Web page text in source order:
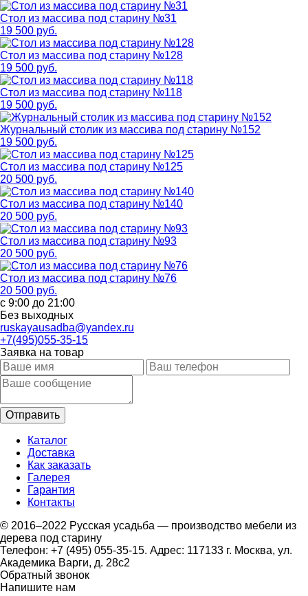
Стол из массива под старину №31
19 500 руб.
Стол из массива под старину №128
19 500 руб.
Стол из массива под старину №118
19 500 руб.
Журнальный столик из массива под старину №152
19 500 руб.
Стол из массива под старину №125
20 500 руб.
Стол из массива под старину №140
20 500 руб.
Стол из массива под старину №93
20 500 руб.
Стол из массива под старину №76
20 500 руб.
с 9:00 до 21:00
Без выходных
ruskayausadba@yandex.ru
+7(495)055-35-15
Заявка на товар
Каталог
Доставка
Как заказать
Галерея
Гарантия
Контакты
© 2016–2022 Русская усадьба — производство мебели из
дерева под старину
Телефон: +7 (495) 055-35-15. Адрес: 117133 г. Москва, ул.
Академика Варги, д. 28с2
Обратный звонок
Напишите нам